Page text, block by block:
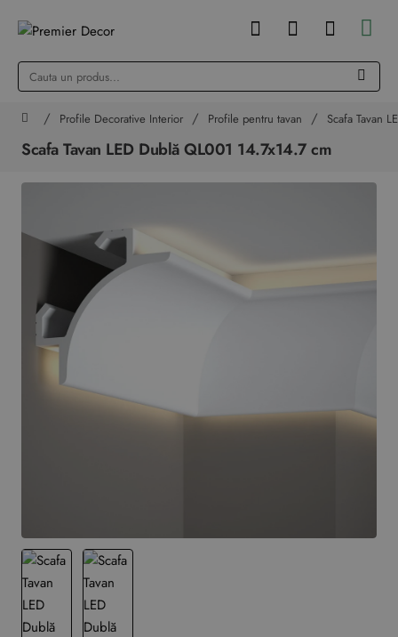
Cauta
produs...
Scafa Tavan LED Dublă QL001 14.7x14.7 cm
home
Profile Decorative Interior Profile pentru tavan Scafa Tavan